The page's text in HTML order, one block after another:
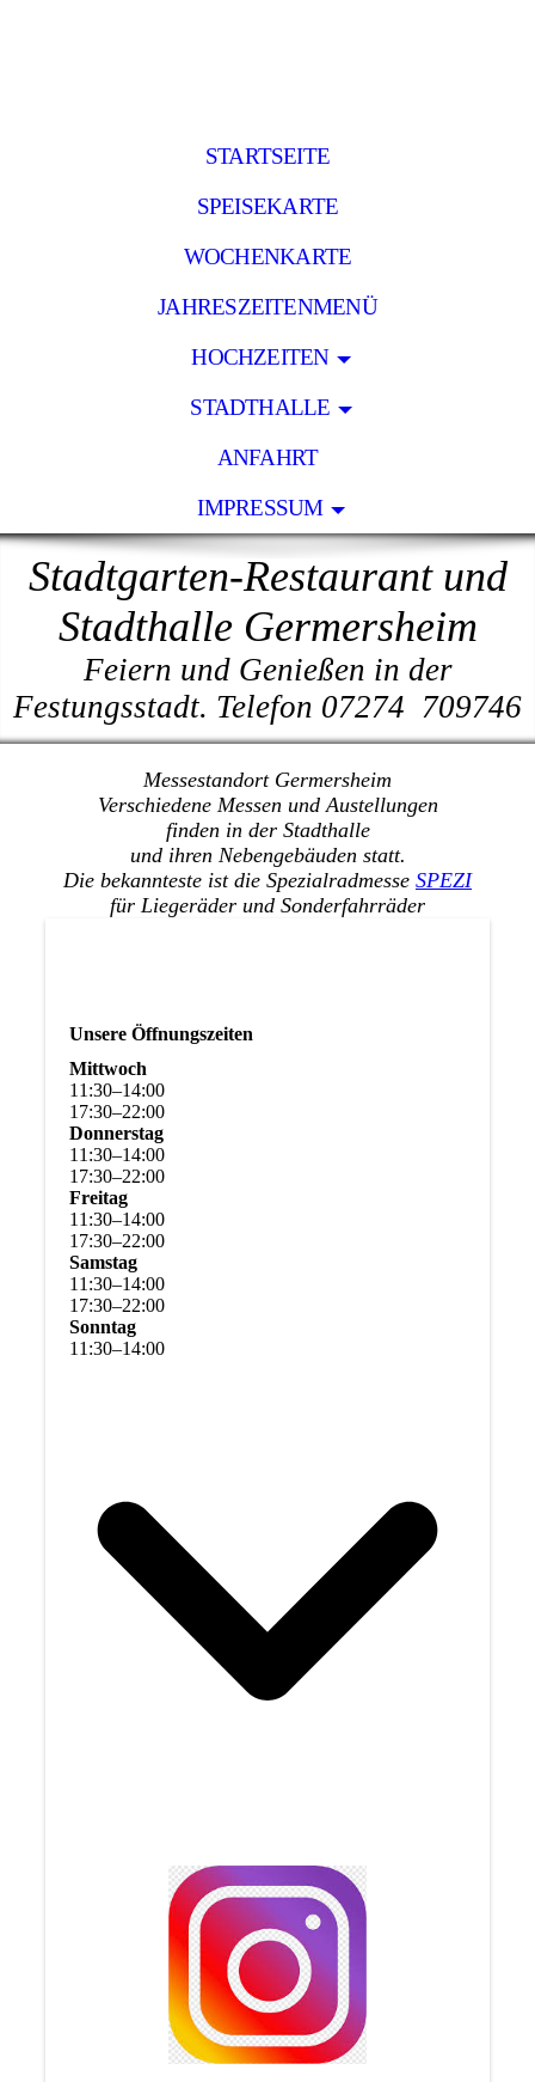
STARTSEITE
SPEISEKARTE
WOCHENKARTE
JAHRESZEITENMENÜ
HOCHZEITEN
STADTHALLE
ANFAHRT
IMPRESSUM
Stadtgarten-Restaurant und
Stadthalle Germersheim
Feiern und Genießen in der
Festungsstadt. Telefon 07274 709746
Messestandort Germersheim
Verschiedene Messen und Austellungen
finden in der Stadthalle
und ihren Nebengebäuden statt.
Die bekannteste ist die Spezialradmesse SPEZI
für Liegeräder und Sonderfahrräder
Unsere Öffnungszeiten
Mittwoch
11 :30–14:00
17:30–22:00
Donnerstag
11 :30–14:00
17:30–22:00
Freitag
11 :30–14:00
17:30–22:00
Samstag
11 :30–14:00
17:30–22:00
Sonntag
11 :30–14:00